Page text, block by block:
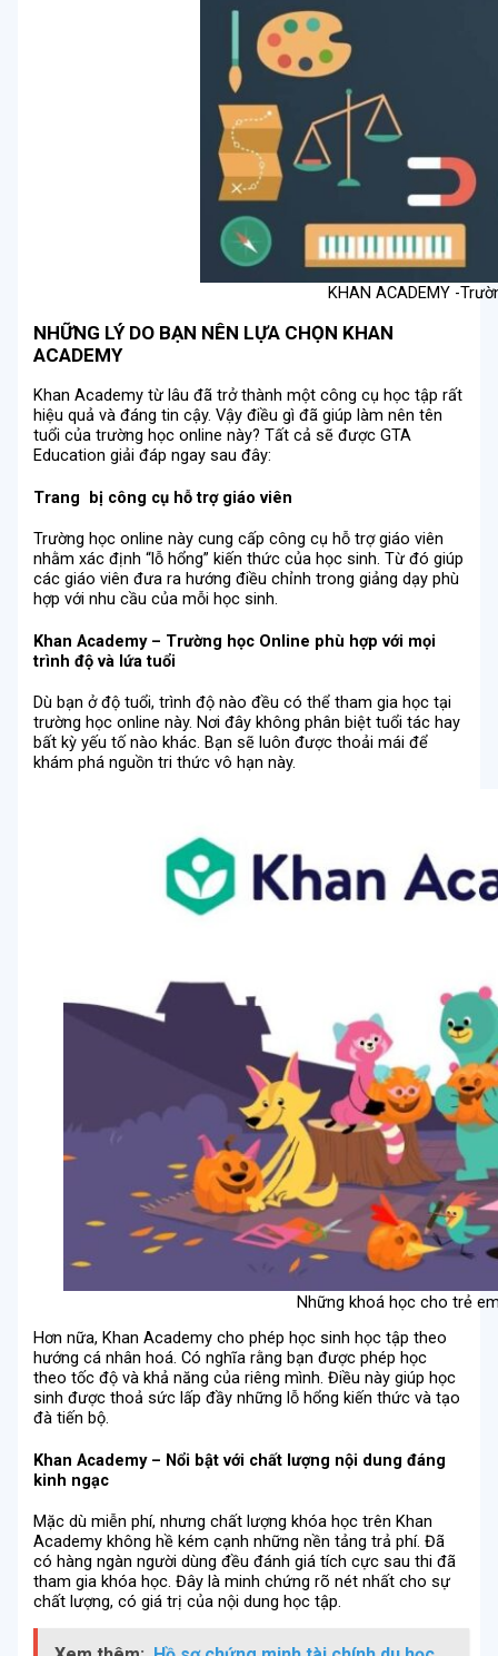
KHAN ACADEMY -
NHỮNG LÝ DO BẠN NÊN LỰA CHỌN KHAN
ACADEMY
Khan Academy từ lâu đã trở thành một công cụ học tập rất
hiệu quả và đáng tin cậy. Vậy điều gì đã giúp làm nên tên
tuổi của trường học online này? Tất cả sẽ được GTA
Education giải đáp ngay sau đây:
Trang bị công cụ hỗ trợ giáo viên
Trường học online này cung cấp công cụ hỗ trợ giáo viên
nhằm xác định “lỗ hổng” kiến thức của học sinh. Từ đó giúp
các giáo viên đưa ra hướng điều chỉnh trong giảng dạy phù
hợp với nhu cầu của mỗi học sinh.
Khan Academy – Trường học Online phù hợp với mọi
trình độ và lứa tuổi
Dù bạn ở độ tuổi, trình độ nào đều có thể tham gia học tại
trường học online này. Nơi đây không phân biệt tuổi tác hay
bất kỳ yếu tố nào khác. Bạn sẽ luôn được thoải mái để
khám phá nguồn tri thức vô hạn này.
Những khoá học cho trẻ
Hơn nữa, Khan Academy cho phép học sinh học tập theo
hướng cá nhân hoá. Có nghĩa rằng bạn được phép học
theo tốc độ và khả năng của riêng mình. Điều này giúp học
sinh được thoả sức lấp đầy những lỗ hổng kiến thức và tạo
đà tiến bộ.
Khan Academy – Nổi bật với chất lượng nội dung đáng
kinh ngạc
Mặc dù miễn phí, nhưng chất lượng khóa học trên Khan
Academy không hề kém cạnh những nền tảng trả phí. Đã
có hàng ngàn người dùng đều đánh giá tích cực sau thi đã
tham gia khóa học. Đây là minh chứng rõ nét nhất cho sự
chất lượng, có giá trị của nội dung học tập.